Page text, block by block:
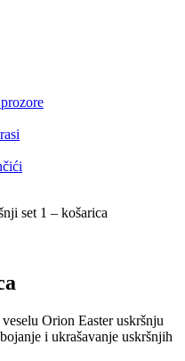
set 1 – košarica
Orion Easter uskršnju
i ukrašavanje uskršnjih